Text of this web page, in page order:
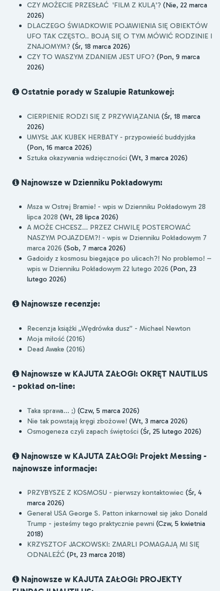
CZY MOŻECIE PRZESŁAĆ 'FILM Z KULĄ'? (Nie, 22 marca
2026)
DLACZEGO ŚWIADKOWIE POJAWIENIA SIĘ OBIEKTÓW
UFO TAK CZĘSTO.. BOJĄ SIĘ O TYM MÓWIĆ RODZINIE I
ZNAJOMYM? (Śr, 18 marca 2026)
CZY TO WASZYM ZDANIEM JEST UFO? (Pon, 9 marca
2026)
Ostatnie porady w Szalupie Ratunkowej:
CIERPIENIE RODZI SIĘ Z PRZYWIĄZANIA (Śr, 18 marca
2026)
UMYSŁ JAK KUBEK HERBATY - przypowieść buddyjska
(Pon, 16 marca 2026)
Sztuka okazywania wdzięczności (Wt, 3 marca 2026)
Najnowsze w Dzienniku Pokładowym:
Msza w Ostrej Bramie! - wpis w Dzienniku Pokładowym 28
lipca 2028 (Wt, 28 lipca 2026)
A MOŻE CHCESZ... PRZEZ CHWILĘ POSTEROWAĆ
NASZYM POJAZDEM?! - wpis w Dzienniku Pokładowym 7
marca 2026 (Sob, 7 marca 2026)
Gadoidy z kosmosu biegające po ulicach?! No problemo! –
wpis w Dzienniku Pokładowym 22 lutego 2026 (Pon, 23
lutego 2026)
Najnowsze recenzje:
Recenzja książki „Wędrówka dusz” - Michael Newton
Moja miłość (2016)
Dead Awake (2016)
Najnowsze w KAJUTA ZAŁOGI: OKRĘT NAUTILUS
- pokład on-line:
Taka sprawa... ;) (Czw, 5 marca 2026)
Nie tak powstają kręgi zbożowe! (Wt, 3 marca 2026)
Osmogeneza czyli zapach świętości (Śr, 25 lutego 2026)
Najnowsze w KAJUTA ZAŁOGI: Projekt Messing -
najnowsze informacje:
PRZYBYSZE Z KOSMOSU - pierwszy kontaktowiec (Śr, 4
marca 2026)
Generał USA George S. Patton inkarnował się jako Donald
Trump - jesteśmy tego praktycznie pewni (Czw, 5 kwietnia
2018)
KRZYSZTOF JACKOWSKI: ZMARLI POMAGAJĄ MI SIĘ
ODNALEŹĆ (Pt, 23 marca 2018)
Najnowsze w KAJUTA ZAŁOGI: PROJEKTY